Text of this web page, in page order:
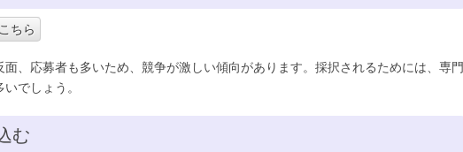
ちら
面、応募者も多いため、競争が激しい傾向があります。採択されるためには、専門
でしょう。
む